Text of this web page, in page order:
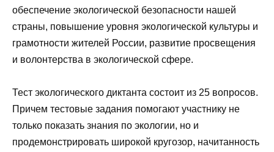
обеспечение экологической безопасности нашей
страны, повышение уровня экологической культуры и
грамотности жителей России, развитие просвещения
и волонтерства в экологической сфере.
Тест экологического диктанта состоит из 25 вопросов.
Причем тестовые задания помогают участнику не
только показать знания по экологии, но и
продемонстрировать широкой кругозор, начитанность